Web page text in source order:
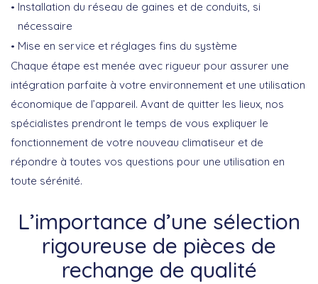
Installation du réseau de gaines et de conduits, si
nécessaire
Mise en service et réglages fins du système
Chaque étape est menée avec rigueur pour assurer une
intégration parfaite à votre environnement et une utilisation
économique de l’appareil. Avant de quitter les lieux, nos
spécialistes prendront le temps de vous expliquer le
fonctionnement de votre nouveau climatiseur et de
répondre à toutes vos questions pour une utilisation en
toute sérénité.
L’importance d’une sélection
rigoureuse de pièces de
rechange de qualité